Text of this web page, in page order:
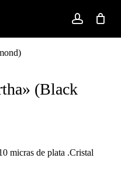
account
Close
(Black
micras de plata .Cristal